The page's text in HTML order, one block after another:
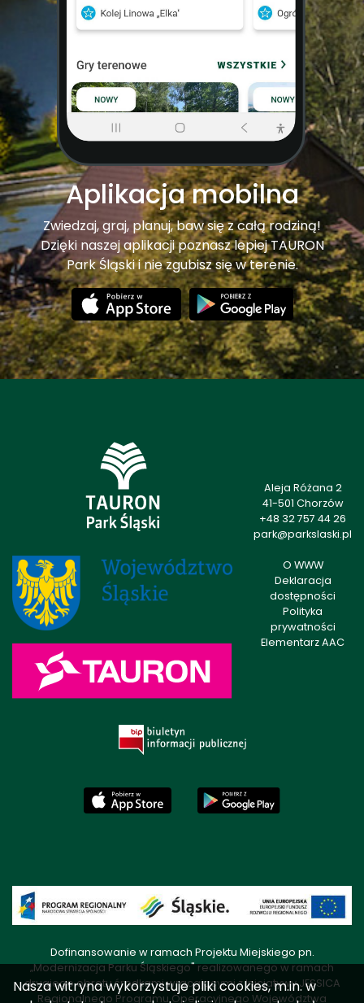
Aplikacja mobilna
Zwiedzaj, graj, planuj, baw się z całą rodziną!
Dzięki naszej aplikacji poznasz lepiej TAURON
Park Śląski i nie zgubisz się w terenie.
Aleja Różana 2
41-501 Chorzów
+48 32 757 44 26
park@parkslaski.pl
O WWW
Deklaracja
dostępności
Polityka
prywatności
Elementarz AAC
Dofinansowanie w ramach Projektu Miejskiego pn.
„Modernizacja Parku Śląskiego" realizowanego w ramach
drugiego obrotu środkami wracającymi z Inicjatywy JESSICA
Regionalnego Programu Operacyjnego Województwa
Nasza witryna wykorzystuje pliki cookies, m.in. w